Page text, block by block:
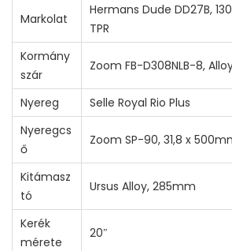
Markolat
Hermans Dude DD27B,
TPR
Kormány
szár
Zoom FB-D308NLB-8,
Nyereg
Selle Royal Rio Plus
Nyeregcs
ő
Zoom SP-90, 31,8 x
Kitámasz
tó
Ursus Alloy, 285mm
Kerék
mérete
20″